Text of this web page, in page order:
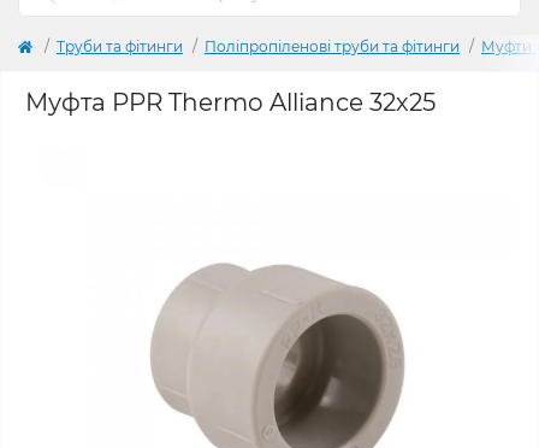
Труби та фітинги Поліпропіленові труби та фітинги Муфти
Муфта PPR Thermo Alliance 32х25